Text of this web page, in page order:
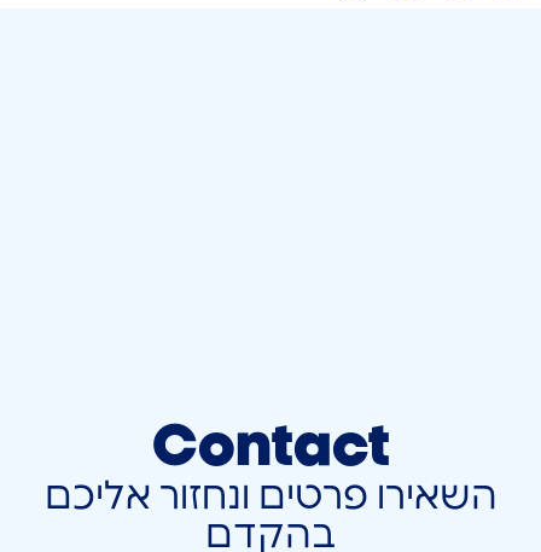
Contact
השאירו פרטים ונחזור אליכם
בהקדם